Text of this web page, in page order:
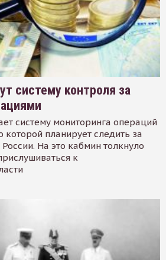
систему контроля за
систему мониторинга операций
планирует следить за
На это кабмин толкнуло
к